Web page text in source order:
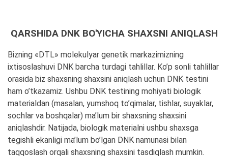
QARSHIDA DNK BO'YICHA SHAXSNI ANIQLASH
Bizning «DTL» molekulyar genetik markazimizning
ixtisoslashuvi DNK barcha turdagi tahlillar. Ko’p sonli tahlillar
orasida biz shaxsning shaxsini aniqlash uchun DNK testini
ham o’tkazamiz. Ushbu DNK testining mohiyati biologik
materialdan (masalan, yumshoq to’qimalar, tishlar, suyaklar,
sochlar va boshqalar) ma’lum bir shaxsning shaxsini
aniqlashdir. Natijada, biologik materialni ushbu shaxsga
tegishli ekanligi ma’lum bo’lgan DNK namunasi bilan
taqqoslash orqali shaxsning shaxsini tasdiqlash mumkin.